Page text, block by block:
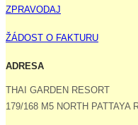
ZPRAVODAJ
ŽÁDOST O FAKTURU
ADRESA
THAI GARDEN RESORT
179/168 M5 NORTH